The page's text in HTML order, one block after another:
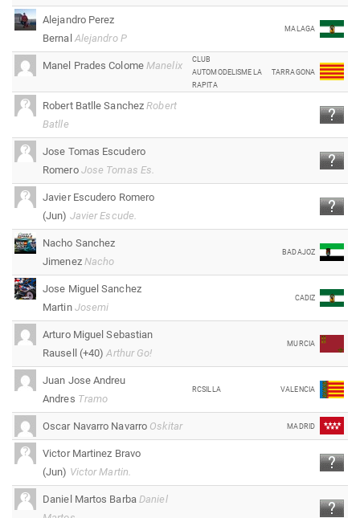
Alejandro Perez
Bernal Alejandro P
MALAGA
Manel Prades Colome Manelix
CLUB
AUTOMODELISME LA
RAPITA
TARRAGONA
Robert Batlle SanchezRobert
Batlle
Jose Tomas Escudero
Romero Jose Tomas Es.
Javier Escudero Romero
(Jun) Javier Escude.
Nacho Sanchez
Jimenez Nacho
BADAJOZ
Jose Miguel Sanchez
Martin Josemi
CADIZ
Arturo Miguel Sebastian
Rausell (+40)Arthur Go!
MURCIA
Juan Jose Andreu
Andres Tramo
RCSILLA VALENCIA
Oscar Navarro Navarro Oskitar MADRID
Victor Martinez Bravo
(Jun) Victor Martin.
Daniel Martos Barba Daniel